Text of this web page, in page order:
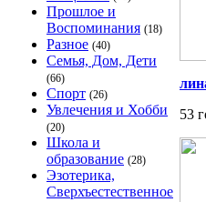
Прошлое и
Воспоминания (18)
Разное (40)
Семья, Дом, Дети
(66)
Спорт (26)
Увлечения и Хобби
(20)
Школа и
образование (28)
Эзотерика,
Сверхъестественное
53